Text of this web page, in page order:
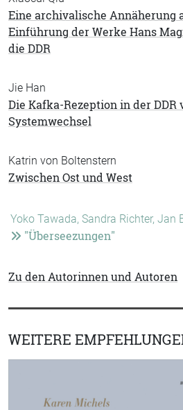
Eine archivalische Annäherung
Einführung der Werke Hans
die DDR
Jie Han
Die Kafka-Rezeption in der DDR
Systemwechsel
Katrin von Boltenstern
Zwischen Ost und West
Yoko Tawada, Sandra Richter, Jan
"Überseezungen"
Zu den Autorinnen und Autoren
WEITERE